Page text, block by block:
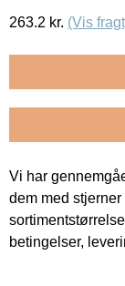
263.2 kr. (Vis
Vi har
dem med
betingelser,